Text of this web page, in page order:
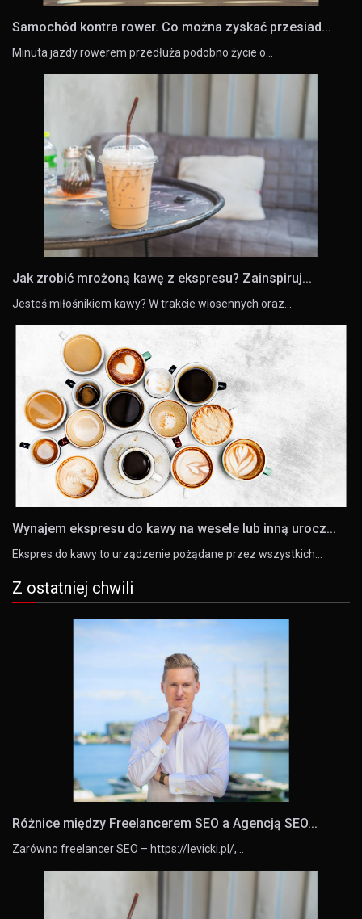
Samochód kontra rower. Co można zyskać przesiad...
Minuta jazdy rowerem przedłuża podobno życie o…
Jak zrobić mrożoną kawę z ekspresu? Zainspiruj...
Jesteś miłośnikiem kawy? W trakcie wiosennych oraz…
Wynajem ekspresu do kawy na wesele lub inną urocz...
Ekspres do kawy to urządzenie pożądane przez wszystkich…
Z ostatniej chwili
Różnice między Freelancerem SEO a Agencją SEO...
Zarówno freelancer SEO – https://levicki.pl/,…